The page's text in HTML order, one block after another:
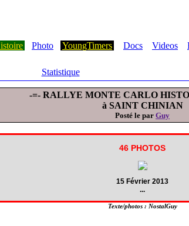
Photo YoungTimers Docs Videos
Statistique
-=- RALLYE MONTE CARLO
à SAINT CHINIAN
Posté le par Guy
46 PHOTOS
15 Février 2013
...
Texte/photos : NostalGuy